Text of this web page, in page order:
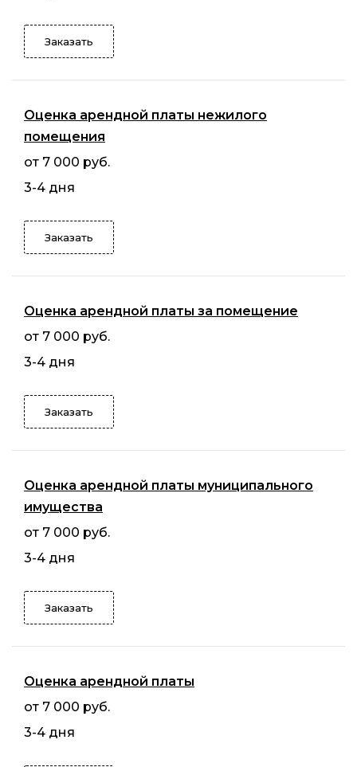
Заказать
Оценка арендной платы нежилого
помещения
от 7 000 руб.
3-4 дня
Заказать
Оценка арендной платы за помещение
от 7 000 руб.
3-4 дня
Заказать
Оценка арендной платы муниципального
имущества
от 7 000 руб.
3-4 дня
Заказать
Оценка арендной платы
от 7 000 руб.
3-4 дня